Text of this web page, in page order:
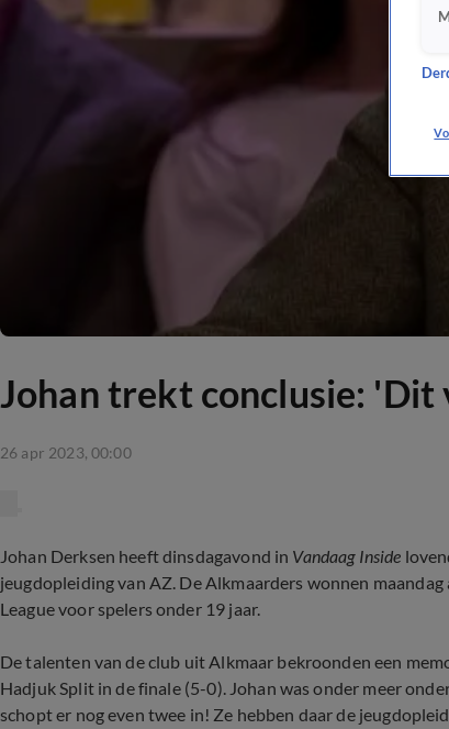
Johan trekt conclusie:
26 apr 2023, 00:00
Johan Derksen heeft dinsdagavond in Vandaag Inside
jeugdopleiding van AZ. De Alkmaarders wonnen
League voor spelers onder 19 jaar.
De talenten van de club uit Alkmaar bekroonden een
Hadjuk Split in de finale (5-0). Johan was onder meer
schopt er nog even twee in! Ze hebben daar de